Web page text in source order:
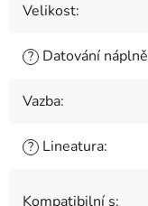
Velikost:
? Datování náplně
Vazba:
? Lineatura:
Kompatibilní s: